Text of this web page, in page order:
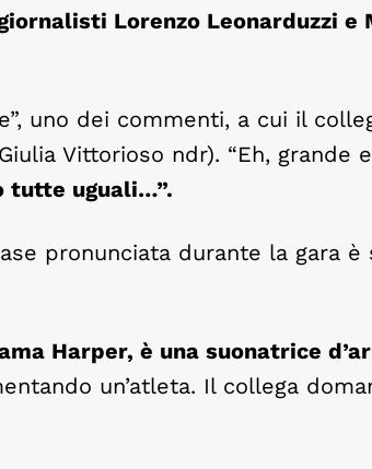
Lorenzo Leonarduzzi e
uno dei commenti, a cui il
Vittorioso ndr). “Eh, grande
tutte uguali…”.
pronunciata durante la gara è
Harper, è una suonatrice
un’atleta. Il collega